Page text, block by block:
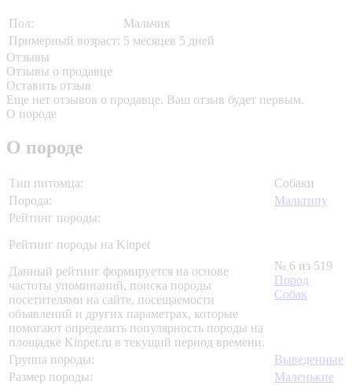
Пол:
Мальчик
Примерный возраст: 5 месяцев 5 дней
Отзывы
Отзывы о продавце
Оставить отзыв
Еще нет отзывов о продавце. Ваш отзыв будет первым.
О породе
О породе
Тип питомца:
Собаки
Порода:
Мальтипу
Рейтинг породы:
Рейтинг породы на Kinpet
Данный рейтинг формируется на основе
частоты упоминаний, поиска породы
посетителями на сайте, посещаемости
объявлений и других параметрах, которые
помогают определить популярность породы на
площадке Kinpet.ru в текущий период времени.
№ 6 из 519
Пород
Собак
Группа породы:
Выведенные
Размер породы:
Маленькие